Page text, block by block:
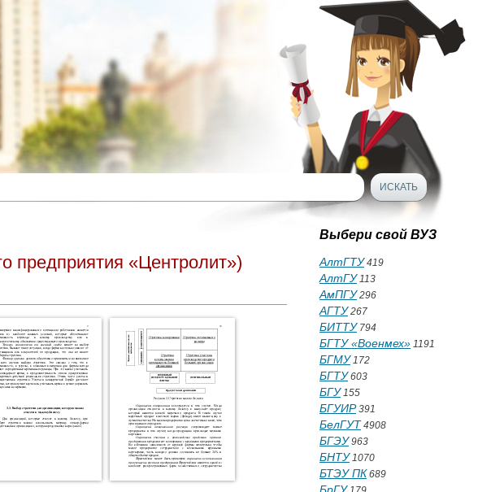
предприятия «Центролит»)
Выбери свой ВУЗ
АлтГТУ419
АлтГУ113
АмПГУ296
АГТУ267
БИТТУ794
БГТУ «Военмех» 1191
БГМУ172
БГТУ603
БГУ155
БГУИР391
БелГУТ 4908
БГЭУ963
БНТУ1070
БТЭУ ПК 689